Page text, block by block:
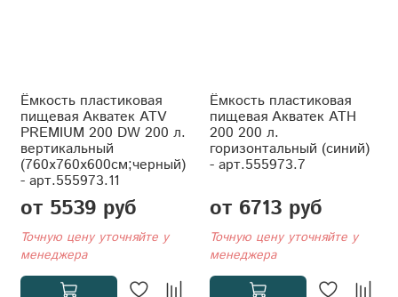
Ёмкость пластиковая
пищевая Акватек ATV
PREMIUM 200 DW 200 л.
вертикальный
(760x760x600см;черный)
- арт.555973.11
от 5539 руб
Точную цену уточняйте у
менеджера
Ёмкость пластиковая
пищевая Акватек АТH
200 200 л.
горизонтальный (синий)
- арт.555973.7
от 6713 руб
Точную цену уточняйте у
менеджера